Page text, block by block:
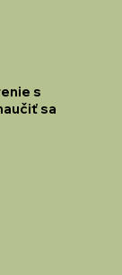
s
sa